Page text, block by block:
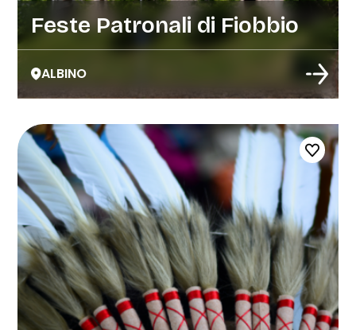
Feste Patronali di Fiobbio
ALBINO